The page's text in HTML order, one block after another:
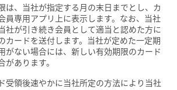
は、当社が指定する月の末日までとし、カ
員専用アプリ上に表示します。なお、当社
社が引き続き会員として適当と認めた方に
カードを送付します。当社が定めた一定期
がない場合には、新しい有効期限のカード
あります。
受領後速やかに当社所定の方法により当社